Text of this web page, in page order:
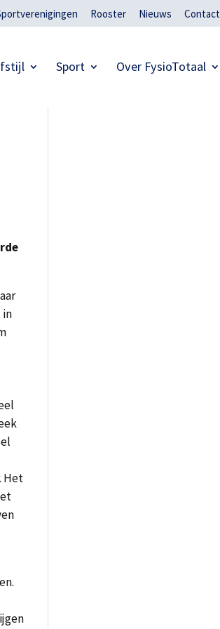
Rooster Nieuws Contact
Sport Over FysioTotaal
in
Het